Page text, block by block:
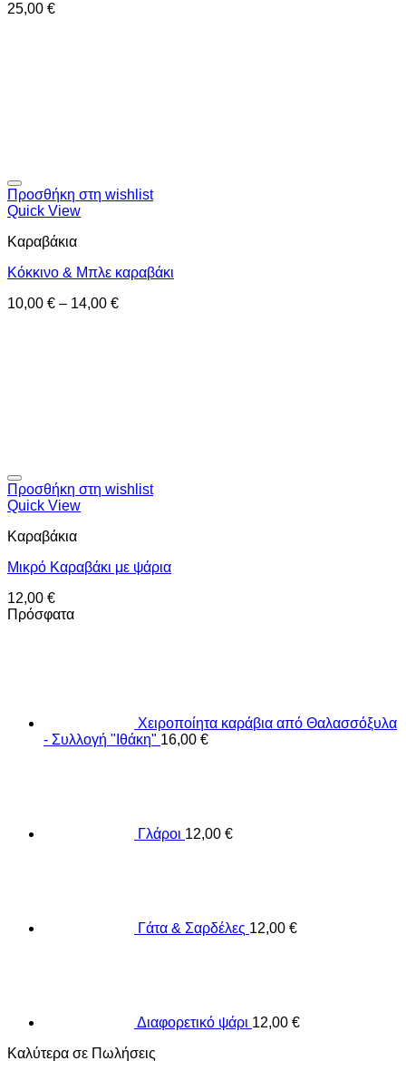
25,00 €
Προσθήκη στη wishlist
Quick View
Καραβάκια
Κόκκινο & Μπλε καραβάκι
10,00 € – 14,00 €
Προσθήκη στη wishlist
Quick View
Καραβάκια
Μικρό Καραβάκι με ψάρια
12,00 €
Πρόσφατα
Χειροποίητα καράβια από Θαλασσόξυλα
- Συλλογή "Ιθάκη" 16,00 €
Γλάροι 12,00 €
Γάτα & Σαρδέλες 12,00 €
Διαφορετικό ψάρι 12,00 €
Καλύτερα σε Πωλήσεις